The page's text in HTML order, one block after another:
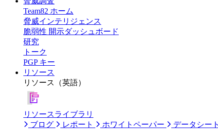
Team82 ホーム
脅威インテリジェンス
脆弱性 開示ダッシュボード
研究
トーク
PGP キー
リソース
リソース（英語）
リソースライブラリ
ブログ
レポート ホワイトペーパー
データシー